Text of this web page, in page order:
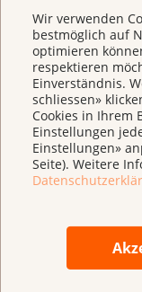
Wir verwenden
bestmöglich auf
optimieren
respektieren
Einverständnis.
schliessen»
Cookies in Ihrem
Einstellungen
Einstellungen»
Seite). Weitere
Anna
Zahlen
Politik